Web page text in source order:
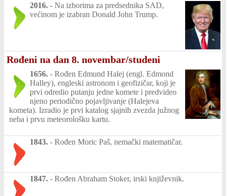
2016. - Na izborima za predsednika SAD,
većinom je izabran Donald John Trump.
Rođeni na dan 8. novembar/studeni
1656. - Rođen Edmund Halej (engl. Edmond
Halley), engleski astronom i geofizičar, koji je
prvi odredio putanju jedne komete i predvideo
njeno periodično pojavljivanje (Halejeva
kometa). Izradio je prvi katalog sjajnih zvezda južnog
neba i prvu meteorološku kartu.
1843. - Rođen Moric Paš, nemački matematičar.
1847. - Rođen Abraham Stoker, irski književnik.